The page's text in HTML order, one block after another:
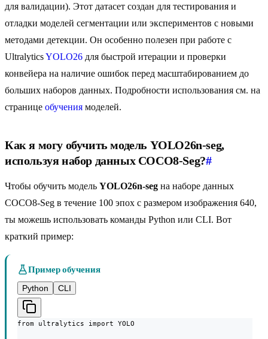
для валидации). Этот датасет создан для тестирования и
отладки моделей сегментации или экспериментов с новыми
методами детекции. Он особенно полезен при работе с
UltralyticsYOLO26 для быстрой итерации и проверки
конвейера на наличие ошибок перед масштабированием до
больших наборов данных. Подробности использования см. на
странице обучения моделей.
Как я могу обучить модель YOLO26n-seg,
используя набор данных COCO8-Seg?#
Чтобы обучить модель YOLO26n-seg на наборе данных
COCO8-Seg в течение 100 эпох с размером изображения 640,
ты можешь использовать команды Python или CLI. Вот
краткий пример:
Пример обучения
Python
CLI
from ultralytics import YOLO